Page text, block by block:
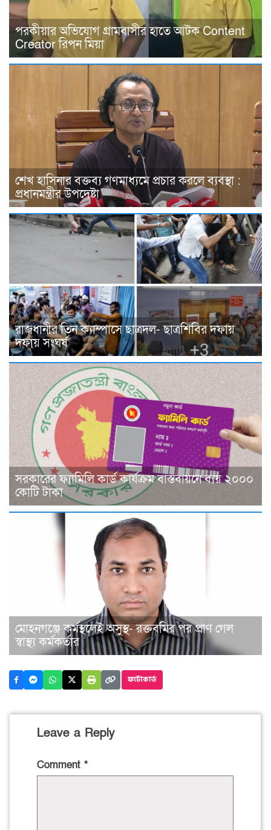
পরকীয়ার অভিযোগ গ্রামবাসীর হাতে আটক Content
Creator রিপন মিয়া
শেখ হাসিনার বক্তব্য গণমাধ্যমে প্রচার করলে ব্যবস্থা :
প্রধানমন্ত্রীর উপদেষ্টা
রাজধানীর তিন ক্যাম্পাসে ছাত্রদল- ছাত্রশিবির দফায়
দফায় সংঘর্ষ
সরকারের ফ্যামিলি কার্ড কার্যক্রম বাস্তবায়নে ব্যয় ২০০০
কোটি টাকা
মোহনগঞ্জে কর্মস্থলেই অসুস্থ- রক্তবমির পর প্রাণ গেল
স্বাস্থ্য কর্মকর্তার
ফটোকার্ড
Leave a Reply
Comment *